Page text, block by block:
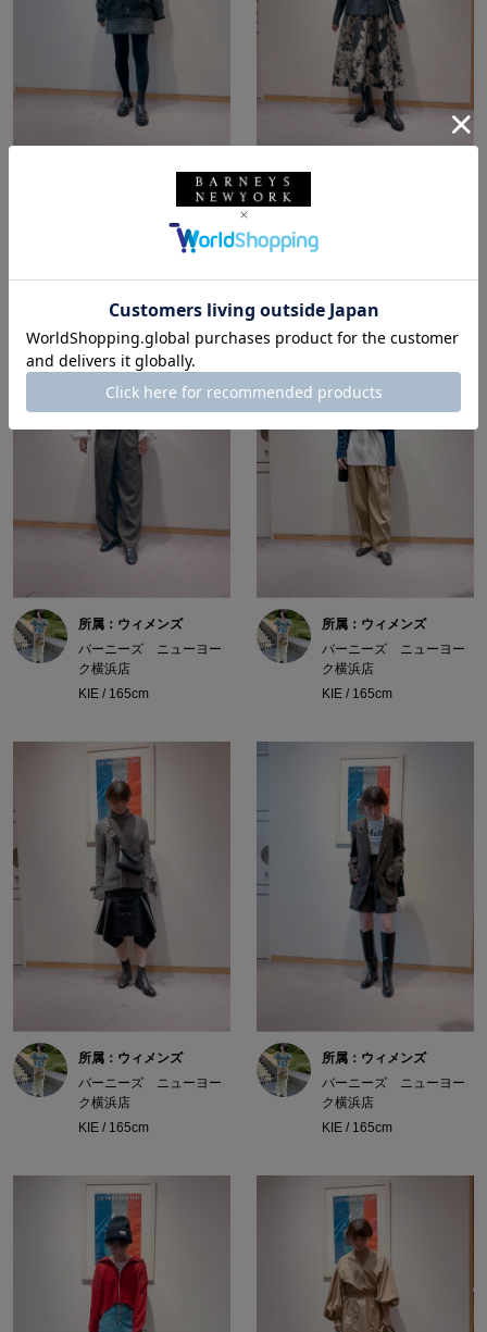
所属：ウィメンズ
バーニーズ ニューヨー
ク横浜店
KIE / 165cm
所属：ウィメンズ
バーニーズ ニューヨー
ク横浜店
KIE / 165cm
所属：ウィメンズ
バーニーズ ニューヨー
ク横浜店
KIE / 165cm
所属：ウィメンズ
バーニーズ ニューヨー
ク横浜店
KIE / 165cm